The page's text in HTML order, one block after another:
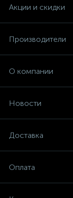
Акции и скидки
Производители
О компании
Новости
Доставка
Оплата